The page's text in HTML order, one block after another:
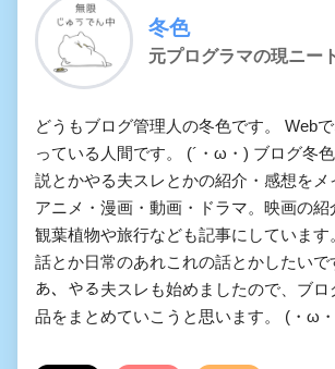
冬色
元プログラマの現ニー
どうもブログ管理人の冬色です。 Web
っている人間です。 (´・ω・) ブログ冬
説とかやる夫スレとかの紹介・感想をメ
アニメ・漫画・動画・ドラマ。映画の
観葉植物や旅行なども記事にしていま
話とか日常のあれこれの話とかしたい
あ、やる夫スレも始めましたので、ブ
品をまとめていこうと思います。 (・ω